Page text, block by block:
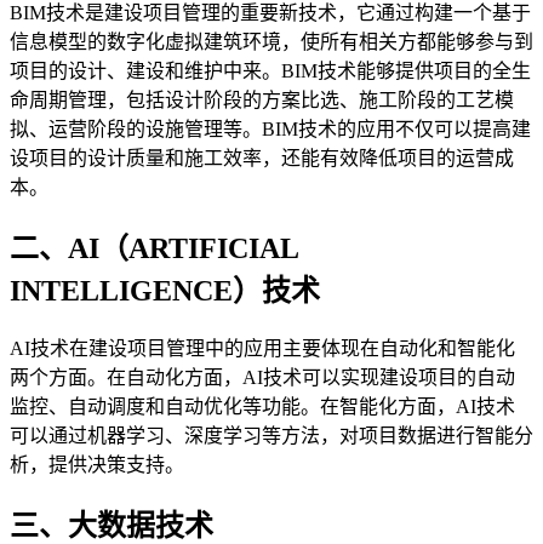
BIM技术是建设项目管理的重要新技术，它通过构建一个基于
信息模型的数字化虚拟建筑环境，使所有相关方都能够参与到
项目的设计、建设和维护中来。BIM技术能够提供项目的全生
命周期管理，包括设计阶段的方案比选、施工阶段的工艺模
拟、运营阶段的设施管理等。BIM技术的应用不仅可以提高建
设项目的设计质量和施工效率，还能有效降低项目的运营成
本。
二、AI（ARTIFICIAL
INTELLIGENCE）技术
AI技术在建设项目管理中的应用主要体现在自动化和智能化
两个方面。在自动化方面，AI技术可以实现建设项目的自动
监控、自动调度和自动优化等功能。在智能化方面，AI技术
可以通过机器学习、深度学习等方法，对项目数据进行智能分
析，提供决策支持。
三、大数据技术